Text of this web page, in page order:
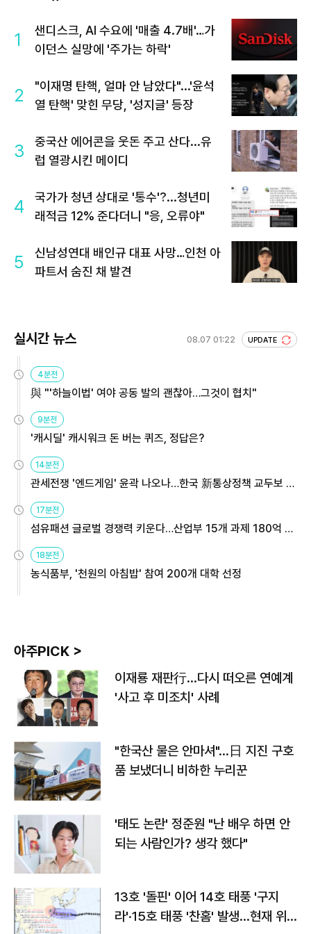
1
샌디스크, AI 수요에 '매출 4.7배'…가
이던스 실망에 '주가는 하락'
2
"이재명 탄핵, 얼마 안 남았다"...'윤석
열 탄핵' 맞힌 무당, '성지글' 등장
3
중국산 에어콘을 웃돈 주고 산다...유
럽 열광시킨 메이디
4
국가가 청년 상대로 '통수'?...청년미
래적금 12% 준다더니 "응, 오류야"
5
신남성연대 배인규 대표 사망…인천 아
파트서 숨진 채 발견
실시간 뉴스 08.07 01:22 UPDATE
4분전
與 "'하늘이법' 여야 공동 발의 괜찮아…그것이 협치"
9분전
'캐시딜' 캐시워크 돈 버는 퀴즈, 정답은?
14분전
관세전쟁 '엔드게임' 윤곽 나오나…한국 新통상정책 교두보 활
용해야
17분전
섬유패션 글로벌 경쟁력 키운다…산업부 15개 과제 180억 지
원
18분전
농식품부, '천원의 아침밥' 참여 200개 대학 선정
아주PICK >
이재룡 재판行…다시 떠오른 연예계
'사고 후 미조치' 사례
"한국산 물은 안마셔"…日 지진 구호
품 보냈더니 비하한 누리꾼
'태도 논란' 정준원 "난 배우 하면 안
되는 사람인가? 생각 했다"
13호 '돌핀' 이어 14호 태풍 '구지
라'·15호 태풍 '찬홈' 발생…현재 위